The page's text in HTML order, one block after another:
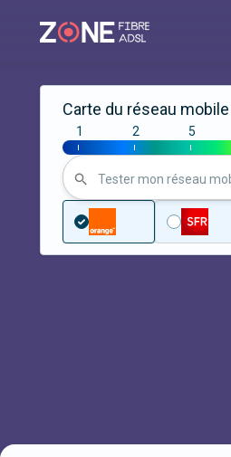
Carte du réseau
|
1
|
2
|
5
Tester mon réseau